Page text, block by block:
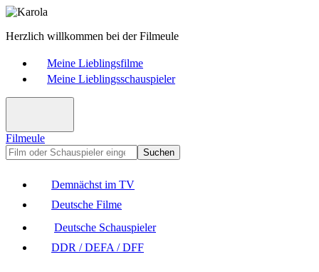
Herzlich willkommen bei der Filmeule
Meine Lieblingsfilme
Meine Lieblingsschauspieler
Filmeule
Suchen
Demnächst im TV
Deutsche Filme
Deutsche Schauspieler
DDR / DEFA / DFF